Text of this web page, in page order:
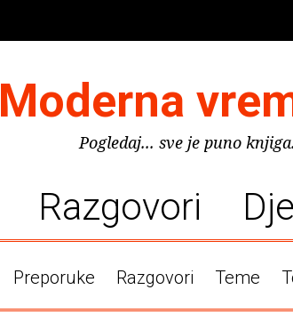
Moderna
Pogledaj... sve je puno knjiga.
Razgovori
Preporuke Razgovori Teme